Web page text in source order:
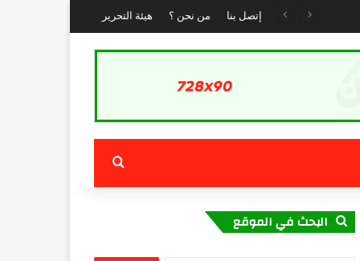
إتصل بنا من نحن ؟ هيئة التحرير
بحث عن
البحث في الموقع